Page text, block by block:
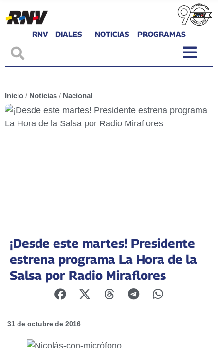
RNV DIALES NOTICIAS PROGRAMAS
Inicio / Noticias / Nacional
¡Desde este martes! Presidente
estrena programa La Hora de la
Salsa por Radio Miraflores
31 de octubre de 2016